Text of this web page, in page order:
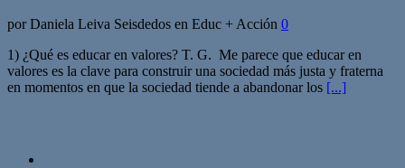
por Daniela Leiva Seisdedos en Educ + Acción 0
1) ¿Qué es educar en valores? T. G. Me parece que educar en
valores es la clave para construir una sociedad más justa y fraterna
en momentos en que la sociedad tiende a abandonar los [...]